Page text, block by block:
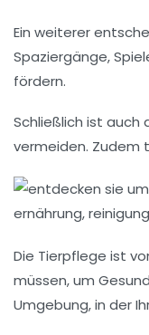
Ein weiterer
Spaziergänge,
fördern.
Schließlich ist auch
vermeiden. Zudem
Die Tierpflege ist
müssen, um
Umgebung, in der